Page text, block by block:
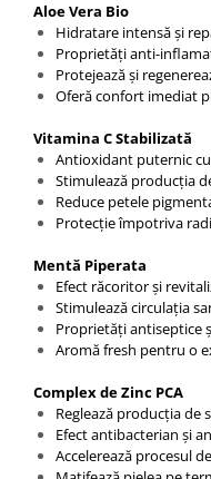
Aloe Vera Bio
Hidratare intensă și
Proprietăți anti-
Protejează și
Oferă confort imediat
Vitamina C Stabilizată
Antioxidant puternic
Stimulează producția
Reduce petele
Protecție împotriva
Mentă Piperata
Efect răcoritor și
Stimulează circulația
Proprietăți antiseptice
Aromă fresh pentru o
Complex de Zinc PCA
Reglează producția de
Efect antibacterian și
Accelerează procesul